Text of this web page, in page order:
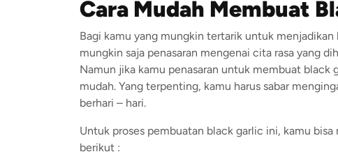
Cara Mudah Membuat B
Bagi kamu yang mungkin tertarik untuk
mungkin saja penasaran mengenai cita rasa yang
Namun jika kamu penasaran untuk membuat black
mudah. Yang terpenting, kamu harus sabar
berhari – hari.
Untuk proses pembuatan black garlic ini, kamu
berikut :